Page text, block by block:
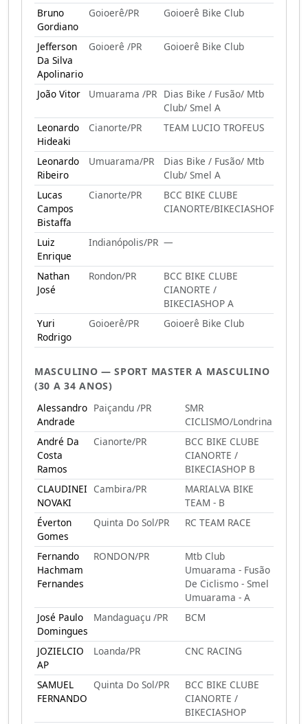
Bruno
Gordiano
Goioerê/PR Goioerê Bike Club
Jefferson
Da Silva
Apolinario
Goioerê /PR Goioerê Bike Club
João Vitor Umuarama /PR Dias Bike / Fusão/ Mtb
Club/ Smel A
Leonardo
Hideaki
Cianorte/PR TEAM LUCIO TROFEUS
Leonardo
Ribeiro
Umuarama/PR
Dias Bike / Fusão/ Mtb
Club/ Smel A
Lucas
Campos
Bistaffa
Cianorte/PR
BCC BIKE CLUBE
CIANORTE/BIKECIASHOP
Luiz
Enrique
Indianópolis/PR —
Nathan
José
Rondon/PR
BCC BIKE CLUBE
CIANORTE /
BIKECIASHOP A
Yuri
Rodrigo
Goioerê/PR Goioerê Bike Club
MASCULINO — SPORT MASTER A MASCULINO
(30 A 34 ANOS)
Alessandro
Andrade
Paiçandu /PR
SMR
CICLISMO/Londrina
André Da
Costa
Ramos
Cianorte/PR
BCC BIKE CLUBE
CIANORTE /
BIKECIASHOP B
CLAUDINEI
NOVAKI
Cambira/PR
MARIALVA BIKE
TEAM - B
Éverton
Gomes
Quinta Do Sol/PR RC TEAM RACE
Fernando
Hachmam
Fernandes
RONDON/PR
Mtb Club
Umuarama - Fusão
De Ciclismo - Smel
Umuarama - A
José Paulo
Domingues
Mandaguaçu /PR BCM
JOZIELCIO
AP
Loanda/PR CNC RACING
SAMUEL
FERNANDO
Quinta Do Sol/PR
BCC BIKE CLUBE
CIANORTE /
BIKECIASHOP